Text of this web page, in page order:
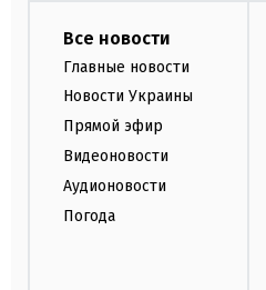
Все новости
Главные новости
Новости Украины
Прямой эфир
Видеоновости
Аудионовости
Погода